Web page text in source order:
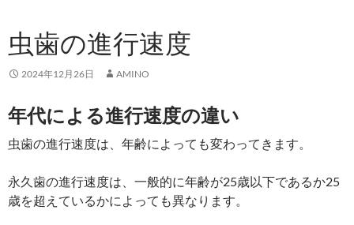
虫歯の進行速度
2024年12月26日 AMINO
年代による進行速度の違い
虫歯の進行速度は、年齢によっても変わってきます。
永久歯の進行速度は、一般的に年齢が25歳以下であるか25
歳を超えているかによっても異なります。